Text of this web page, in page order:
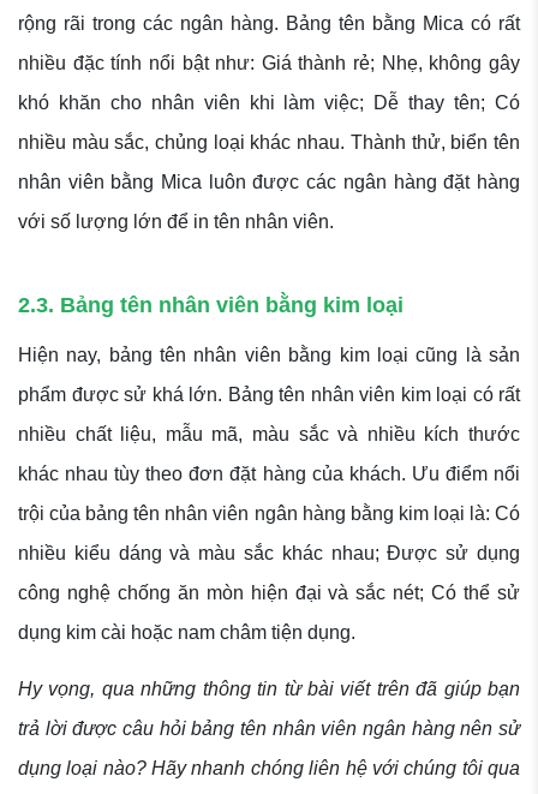
rộng rãi trong các ngân hàng. Bảng tên bằng Mica có rất
nhiều đặc tính nổi bật như: Giá thành rẻ; Nhẹ, không gây
khó khăn cho nhân viên khi làm việc; Dễ thay tên; Có
nhiều màu sắc, chủng loại khác nhau. Thành thử, biển tên
nhân viên bằng Mica luôn được các ngân hàng đặt hàng
với số lượng lớn để in tên nhân viên.
2.3. Bảng tên nhân viên bằng kim loại
Hiện nay, bảng tên nhân viên bằng kim loại cũng là sản
phẩm được sử khá lớn. Bảng tên nhân viên kim loại có rất
nhiều chất liệu, mẫu mã, màu sắc và nhiều kích thước
khác nhau tùy theo đơn đặt hàng của khách. Ưu điểm nổi
trội của bảng tên nhân viên ngân hàng bằng kim loại là: Có
nhiều kiểu dáng và màu sắc khác nhau; Được sử dụng
công nghệ chống ăn mòn hiện đại và sắc nét; Có thể sử
dụng kim cài hoặc nam châm tiện dụng.
Hy vọng, qua những thông tin từ bài viết trên đã giúp bạn
trả lời được câu hỏi bảng tên nhân viên ngân hàng nên sử
dụng loại nào? Hãy nhanh chóng liên hệ với chúng tôi qua